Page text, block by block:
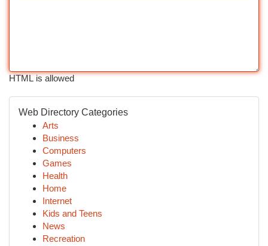
HTML is allowed
Web Directory Categories
Arts
Business
Computers
Games
Health
Home
Internet
Kids and Teens
News
Recreation